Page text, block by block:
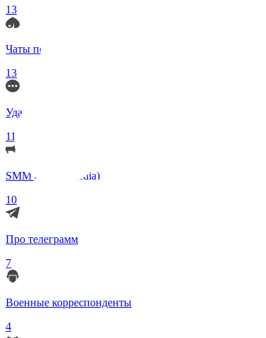
13
Чаты по интересам
13
Удаленка (Работа)
11
SMM (Social Media)
10
Про телеграмм
7
Военные корреспонденты
4